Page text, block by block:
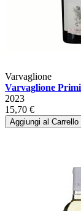
Varvaglione
Varvaglione
2023
15,70 €
Aggiungi al Carrello